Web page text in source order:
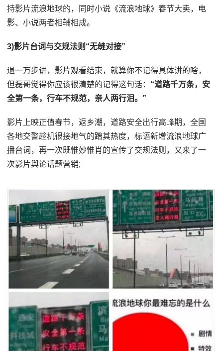
持影片流浪地球的，同时小说《流浪地球》春节大卖，电
影、小说两者相辅相成。
3)影片台词与交规法则“无缝对接”
退一万步讲，影片观看结束，就算你不记得具体讲的啥，
但磊哥觉得你应该很清楚的记得这句话： “道路千万条，安
全第一条，行车不规范，亲人两行泪。”
影片上映正值春节，返乡潮，道路安全出行高峰期，全国
各地交警趁机很接地气的蹭其热度，标语新增流浪地球广
播台词，再一次既惟妙惟肖的宣传了交规法则，又来了一
次影片舆论话题营销;